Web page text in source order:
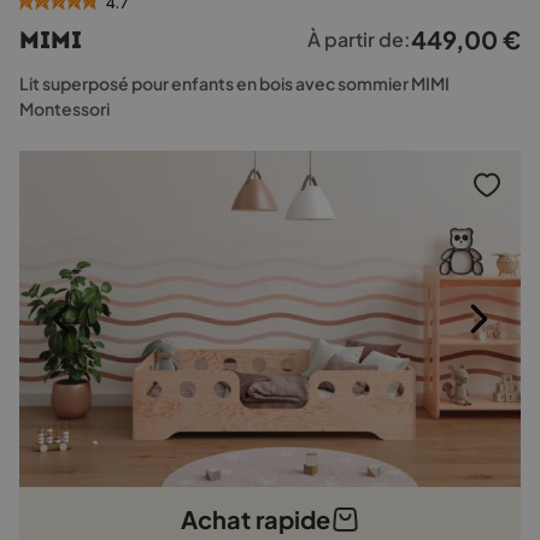
variations.
Les
options
être
du
produit
MIMI À partir de:449,00 €
Lit superposé pour enfants en bois avec sommier MIMI
Montessori
Achat rapide